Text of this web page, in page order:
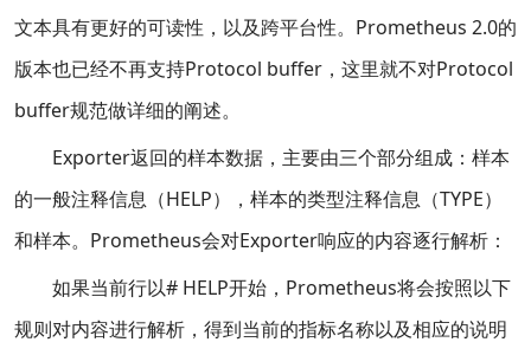
文本具有更好的可读性，以及跨平台性。Prometheus 2.0的
版本也已经不再支持Protocol buffer，这里就不对Protocol
buffer规范做详细的阐述。
Exporter返回的样本数据，主要由三个部分组成：样本
的一般注释信息（HELP），样本的类型注释信息（TYPE）
和样本。Prometheus会对Exporter响应的内容逐行解析：
如果当前行以# HELP开始，Prometheus将会按照以下
规则对内容进行解析，得到当前的指标名称以及相应的说明